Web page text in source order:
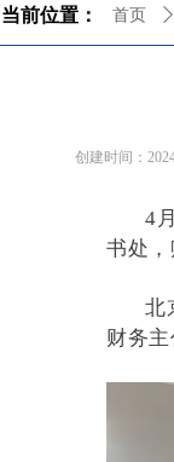
首页 ꄲ
当前位置：
创建时间：
4
书处，
北
财务